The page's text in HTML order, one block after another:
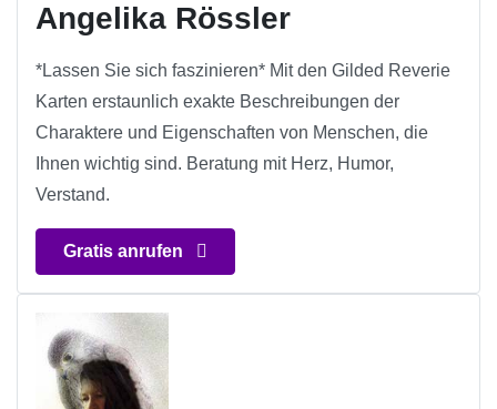
Angelika Rössler
*Lassen Sie sich faszinieren* Mit den Gilded Reverie
Karten erstaunlich exakte Beschreibungen der
Charaktere und Eigenschaften von Menschen, die
Ihnen wichtig sind. Beratung mit Herz, Humor,
Verstand.
Gratis anrufen